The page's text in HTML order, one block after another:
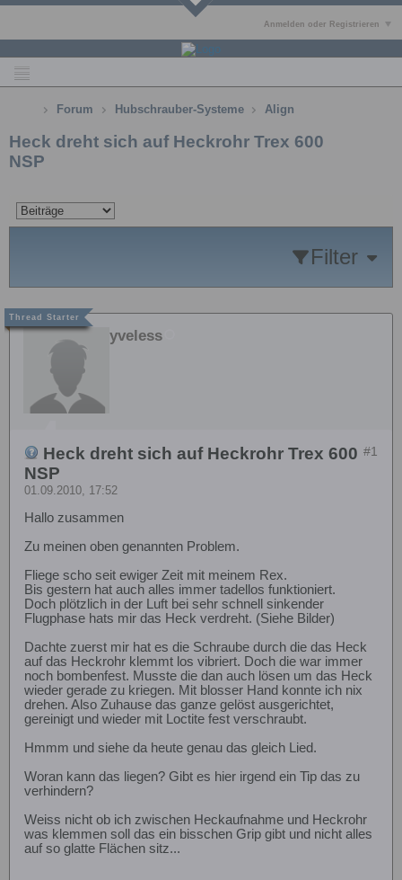
Anmelden oder Registrieren
Forum Hubschrauber-Systeme Align
Heck dreht sich auf Heckrohr Trex 600
NSP
Filter
yveless
#1
Heck dreht sich auf Heckrohr Trex 600
NSP
01.09.2010, 17:52
Hallo zusammen
Zu meinen oben genannten Problem.
Fliege scho seit ewiger Zeit mit meinem Rex.
Bis gestern hat auch alles immer tadellos funktioniert.
Doch plötzlich in der Luft bei sehr schnell sinkender
Flugphase hats mir das Heck verdreht. (Siehe Bilder)
Dachte zuerst mir hat es die Schraube durch die das Heck
auf das Heckrohr klemmt los vibriert. Doch die war immer
noch bombenfest. Musste die dan auch lösen um das Heck
wieder gerade zu kriegen. Mit blosser Hand konnte ich nix
drehen. Also Zuhause das ganze gelöst ausgerichtet,
gereinigt und wieder mit Loctite fest verschraubt.
Hmmm und siehe da heute genau das gleich Lied.
Woran kann das liegen? Gibt es hier irgend ein Tip das zu
verhindern?
Weiss nicht ob ich zwischen Heckaufnahme und Heckrohr
was klemmen soll das ein bisschen Grip gibt und nicht alles
auf so glatte Flächen sitz...